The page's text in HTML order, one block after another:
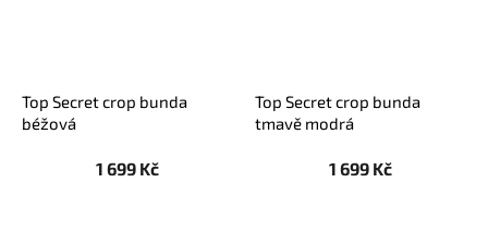
Top Secret crop bunda
béžová
1 699 Kč
Top Secret crop bunda
tmavě modrá
1 699 Kč